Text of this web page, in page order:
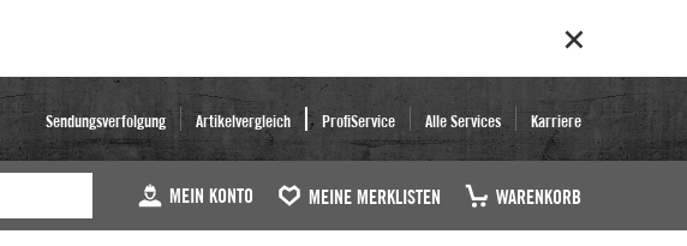
Sendungsverfolgung Artikelvergleich ProfiService Alle Services Karriere
MEIN KONTO MEINE MERKLISTEN WARENKORB